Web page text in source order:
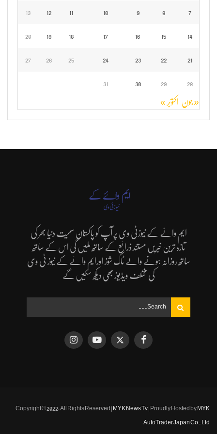
7
8
9
10
11
12
13
14
15
16
17
18
19
20
21
22
23
24
25
26
27
28
29
30
31
« جون اکتوبر »
ایم وائے کے نیوزٹی وی پر آپ کو پاکستان سمیت دنیا بھر کی
تازہ ترین خبریں مستند ذرائع کے ساتھ ملیں گی اس کے ساتھ
ساتھ روزانہ ہونے والے ٹاک شوز اورایم وائے کے نیوز ٹی وی
کی مختلف ویڈیوز بھی دیکھ سکیں گے
Copyright © 2022, All Rights Reserved | MYK News Tv | Proudly Hosted by MYK
AutoTrader Japan Co. Ltd